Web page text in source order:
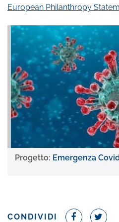
European Philanthropy
Progetto: Emergenza
CONDIVIDI